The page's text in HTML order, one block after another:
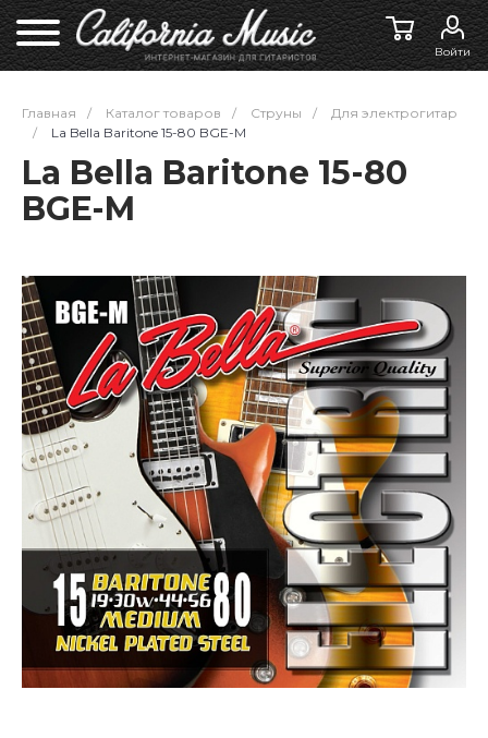
Войти
Главная / Каталог товаров / Струны /
Для электрогитар
/
La Bella Baritone 15-80 BGE-M
La Bella Baritone 15-80
BGE-M